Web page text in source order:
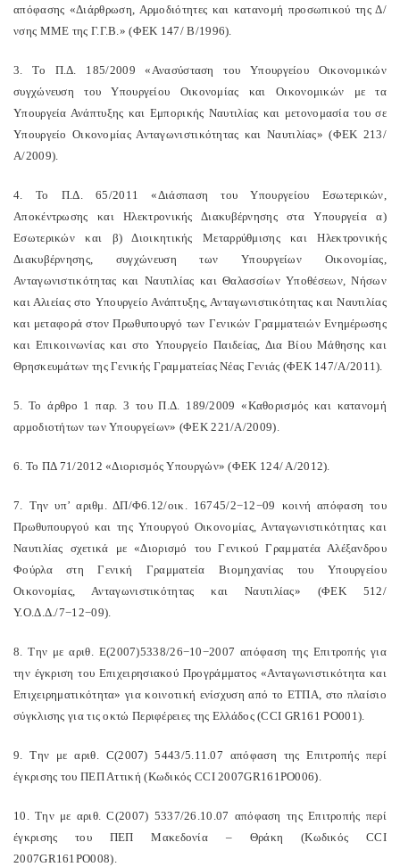
απόφασης «Διάρθρωση, Αρμοδιότητες και κατανομή προσωπικού της Δ/
νσης ΜΜΕ της Γ.Γ.Β.» (ΦΕΚ 147/ Β/1996).
3. Το Π.Δ. 185/2009 «Ανασύσταση του Υπουργείου Οικονομικών
συγχώνευση του Υπουργείου Οικονομίας και Οικονομικών με τα
Υπουργεία Ανάπτυξης και Εμπορικής Ναυτιλίας και μετονομασία του σε
Υπουργείο Οικονομίας Ανταγωνιστικότητας και Ναυτιλίας» (ΦΕΚ 213/
Α/2009).
4. Το Π.Δ. 65/2011 «Διάσπαση του Υπουργείου Εσωτερικών,
Αποκέντρωσης και Ηλεκτρονικής Διακυβέρνησης στα Υπουργεία α)
Εσωτερικών και β) Διοικητικής Μεταρρύθμισης και Ηλεκτρονικής
Διακυβέρνησης, συγχώνευση των Υπουργείων Οικονομίας,
Ανταγωνιστικότητας και Ναυτιλίας και Θαλασσίων Υποθέσεων, Νήσων
και Αλιείας στο Υπουργείο Ανάπτυξης, Ανταγωνιστικότητας και Ναυτιλίας
και μεταφορά στον Πρωθυπουργό των Γενικών Γραμματειών Ενημέρωσης
και Επικοινωνίας και στο Υπουργείο Παιδείας, Δια Βίου Μάθησης και
Θρησκευμάτων της Γενικής Γραμματείας Νέας Γενιάς (ΦΕΚ 147/Α/2011).
5. Το άρθρο 1 παρ. 3 του Π.Δ. 189/2009 «Καθορισμός και κατανομή
αρμοδιοτήτων των Υπουργείων» (ΦΕΚ 221/Α/2009).
6. Το ΠΔ 71/2012 «Διορισμός Υπουργών» (ΦΕΚ 124/ Α/2012).
7. Την υπ’ αριθμ. ΔΠ/Φ6.12/οικ. 16745/2−12−09 κοινή απόφαση του
Πρωθυπουργού και της Υπουργού Οικονομίας, Ανταγωνιστικότητας και
Ναυτιλίας σχετικά με «Διορισμό του Γενικού Γραμματέα Αλέξανδρου
Φούρλα στη Γενική Γραμματεία Βιομηχανίας του Υπουργείου
Οικονομίας, Ανταγωνιστικότητας και Ναυτιλίας» (ΦΕΚ 512/
Υ.Ο.Δ.Δ./7−12−09).
8. Την με αριθ. Ε(2007)5338/26−10−2007 απόφαση της Επιτροπής για
την έγκριση του Επιχειρησιακού Προγράμματος «Ανταγωνιστικότητα και
Επιχειρηματικότητα» για κοινοτική ενίσχυση από το ΕΤΠΑ, στο πλαίσιο
σύγκλισης για τις οκτώ Περιφέρειες της Ελλάδος (CCI GR161 PO001).
9. Την με αριθ. C(2007) 5443/5.11.07 απόφαση της Επιτροπής περί
έγκρισης του ΠΕΠ Αττική (Κωδικός CCI 2007GR161PO006).
10. Την με αριθ. C(2007) 5337/26.10.07 απόφαση της Επιτροπής περί
έγκρισης του ΠΕΠ Μακεδονία – Θράκη (Κωδικός CCI
2007GR161PO008).